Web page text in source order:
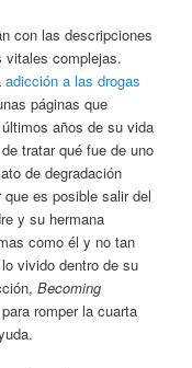
con las descripciones
vitales complejas.
adicción a las drogas
páginas que
años de su vida
tratar qué fue de uno
de degradación
es posible salir del
y su hermana
como él y no tan
vivido dentro de su
Becoming
romper la cuarta